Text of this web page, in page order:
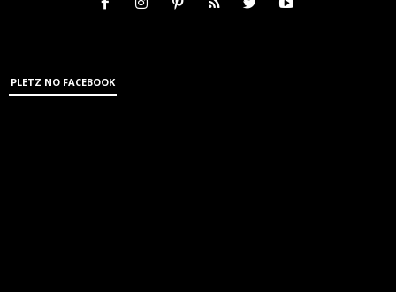
PLETZ NO FACEBOOK